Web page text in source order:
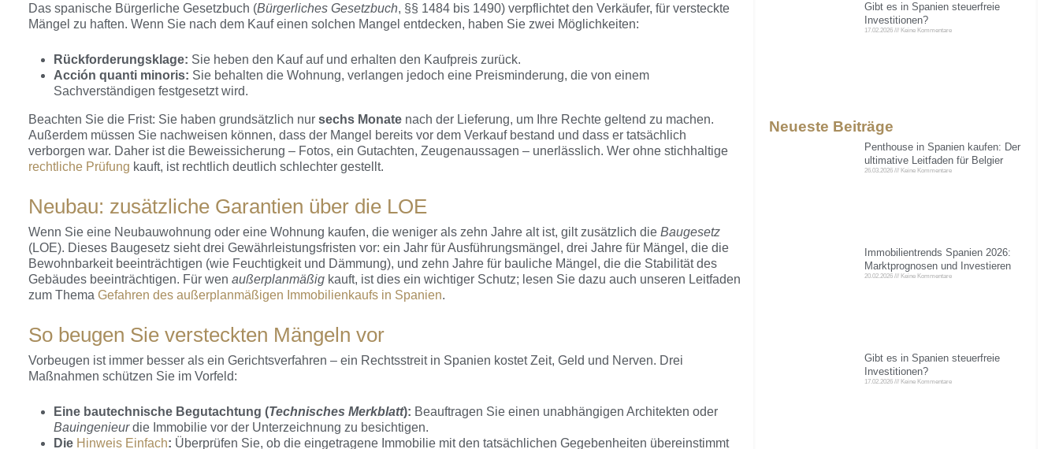
Das spanische Bürgerliche Gesetzbuch (Bürgerliches Gesetzbuch, §§ 1484 bis 1490) verpflichtet den Verkäufer, für versteckte
Mängel zu haften. Wenn Sie nach dem Kauf einen solchen Mangel entdecken, haben Sie zwei Möglichkeiten:
Rückforderungsklage: Sie heben den Kauf auf und erhalten den Kaufpreis zurück.
Acción quanti minoris: Sie behalten die Wohnung, verlangen jedoch eine Preisminderung, die von einem
Sachverständigen festgesetzt wird.
Beachten Sie die Frist: Sie haben grundsätzlich nursechs Monate nach der Lieferung, um Ihre Rechte geltend zu machen.
Außerdem müssen Sie nachweisen können, dass der Mangel bereits vor dem Verkauf bestand und dass er tatsächlich
verborgen war. Daher ist die Beweissicherung – Fotos, ein Gutachten, Zeugenaussagen – unerlässlich. Wer ohne stichhaltige
rechtliche Prüfung kauft, ist rechtlich deutlich schlechter gestellt.
Neubau: zusätzliche Garantien über die LOE
Wenn Sie eine Neubauwohnung oder eine Wohnung kaufen, die weniger als zehn Jahre alt ist, gilt zusätzlich dieBaugesetz
(LOE). Dieses Baugesetz sieht drei Gewährleistungsfristen vor: ein Jahr für Ausführungsmängel, drei Jahre für Mängel, die die
Bewohnbarkeit beeinträchtigen (wie Feuchtigkeit und Dämmung), und zehn Jahre für bauliche Mängel, die die Stabilität des
Gebäudes beeinträchtigen. Für wenaußerplanmäßig kauft, ist dies ein wichtiger Schutz; lesen Sie dazu auch unseren Leitfaden
zum ThemaGefahren des außerplanmäßigen Immobilienkaufs in Spanien.
So beugen Sie versteckten Mängeln vor
Vorbeugen ist immer besser als ein Gerichtsverfahren – ein Rechtsstreit in Spanien kostet Zeit, Geld und Nerven. Drei
Maßnahmen schützen Sie im Vorfeld:
Eine bautechnische Begutachtung (Technisches Merkblatt): Beauftragen Sie einen unabhängigen Architekten oder
Bauingenieurdie Immobilie vor der Unterzeichnung zu besichtigen.
Die Hinweis Einfach: Überprüfen Sie, ob die eingetragene Immobilie mit den tatsächlichen Gegebenheiten übereinstimmt
Gibt es in Spanien steuerfreie
Investitionen?
17.02.2026 Keine Kommentare
Neueste Beiträge
Penthouse in Spanien kaufen: Der
ultimative Leitfaden für Belgier
26.03.2026 Keine Kommentare
Immobilientrends Spanien 2026:
Marktprognosen und Investieren
20.02.2026 Keine Kommentare
Gibt es in Spanien steuerfreie
Investitionen?
17.02.2026 Keine Kommentare